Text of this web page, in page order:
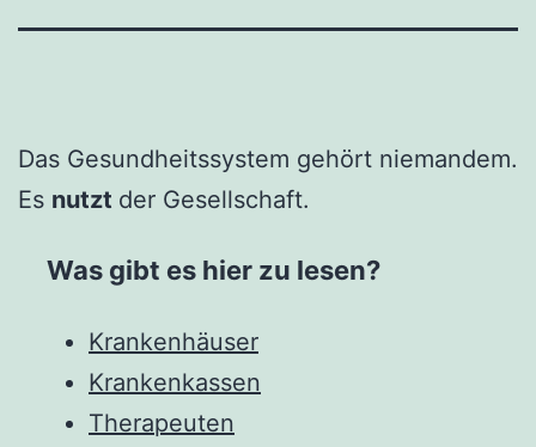
Das Gesundheitssystem gehört niemandem.
Es nutzt der Gesellschaft.
Was gibt es hier zu lesen?
Krankenhäuser
Krankenkassen
Therapeuten